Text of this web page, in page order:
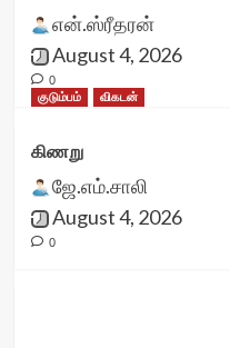
என்.ஸ்ரீதரன்
August 4, 2026
0
குடும்பம்
விகடன்
கிணறு
ஜே.எம்.சாலி
August 4, 2026
0